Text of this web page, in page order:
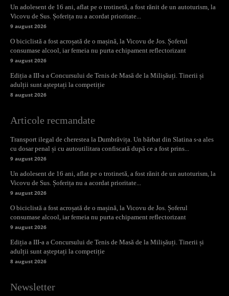
Un adolesent de 16 ani, aflat pe o trotinetă, a fost rănit de un autoturism, la
Vicovu de Sus. Șoferița nu a acordat prioritate...
9 august 2026
O biciclistă a fost acroșată de o mașină, la Vicovu de Jos. Șoferul
consumase alcool, iar femeia nu purta echipament reflectorizant
9 august 2026
Ediția a III-a a Concursului de Tenis de Masă de la Milișăuți. Tinerii și
adulții sunt așteptați la competiție
8 august 2026
Articole recmandate
Transport ilegal de cherestea la Dumbrăvița. Un bărbat din Slatina s-a ales
cu dosar penal și cu autoutilitara confiscată după ce a fost prins...
9 august 2026
Un adolesent de 16 ani, aflat pe o trotinetă, a fost rănit de un autoturism, la
Vicovu de Sus. Șoferița nu a acordat prioritate...
9 august 2026
O biciclistă a fost acroșată de o mașină, la Vicovu de Jos. Șoferul
consumase alcool, iar femeia nu purta echipament reflectorizant
9 august 2026
Ediția a III-a a Concursului de Tenis de Masă de la Milișăuți. Tinerii și
adulții sunt așteptați la competiție
8 august 2026
Newsletter